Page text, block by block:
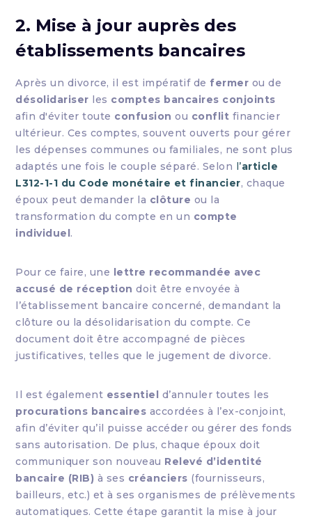
2. Mise à jour auprès des
établissements bancaires
Après un divorce, il est impératif de fermer ou de
désolidariser les comptes bancaires conjoints
afin d'éviter toute confusion ou conflit financier
ultérieur. Ces comptes, souvent ouverts pour gérer
les dépenses communes ou familiales, ne sont plus
adaptés une fois le couple séparé. Selon l’article
L312-1-1 du Code monétaire et financier, chaque
époux peut demander la clôture ou la
transformation du compte en un compte
individuel.
Pour ce faire, une lettre recommandée avec
accusé de réception doit être envoyée à
l’établissement bancaire concerné, demandant la
clôture ou la désolidarisation du compte. Ce
document doit être accompagné de pièces
justificatives, telles que le jugement de divorce.
Il est également essentiel d’annuler toutes les
procurations bancaires accordées à l’ex-conjoint,
afin d’éviter qu’il puisse accéder ou gérer des fonds
sans autorisation. De plus, chaque époux doit
communiquer son nouveau Relevé d’identité
bancaire (RIB) à ses créanciers (fournisseurs,
bailleurs, etc.) et à ses organismes de prélèvements
automatiques. Cette étape garantit la mise à jour